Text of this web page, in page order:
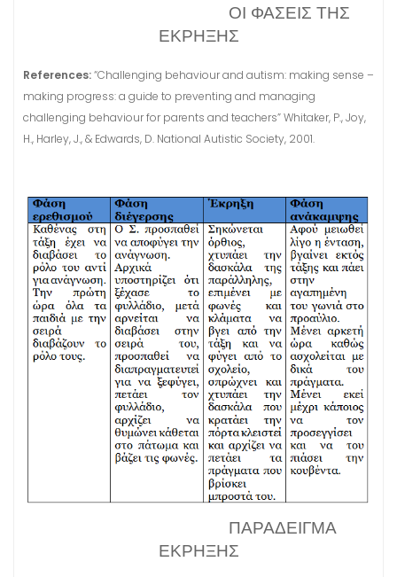
ΟΙ ΦΑΣΕΙΣ ΤΗΣ
ΕΚΡΗΞΗΣ
References:“Challenging behaviour and autism: making sense –
making progress: a guide to preventing and managing
challenging behaviour for parents and teachers” Whitaker, P., Joy,
H., Harley, J., & Edwards, D. National Autistic Society, 2001.
ΠΑΡΑΔΕΙΓΜΑ
ΕΚΡΗΞΗΣ